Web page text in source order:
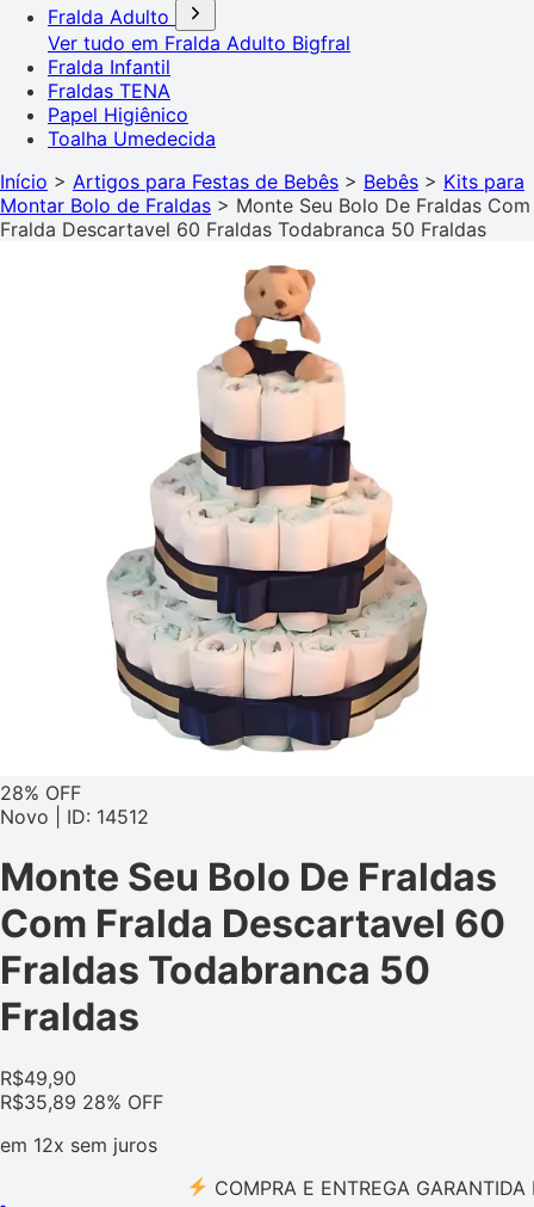
Fralda Adulto
Ver tudo em Fralda Adulto Bigfral
Fralda Infantil
Fraldas TENA
Papel Higiênico
Toalha Umedecida
Início > Artigos para Festas de Bebês > Bebês > Kits para
Montar Bolo de Fraldas > Monte Seu Bolo De Fraldas Com
Fralda Descartavel 60 Fraldas Todabranca 50 Fraldas
28% OFF
Novo | ID: 14512
Monte Seu Bolo De Fraldas
Com Fralda Descartavel 60
Fraldas Todabranca 50
Fraldas
R$49,90
R$35,89 28% OFF
em 12x sem juros
COMPRA E ENTREGA GARANTIDA